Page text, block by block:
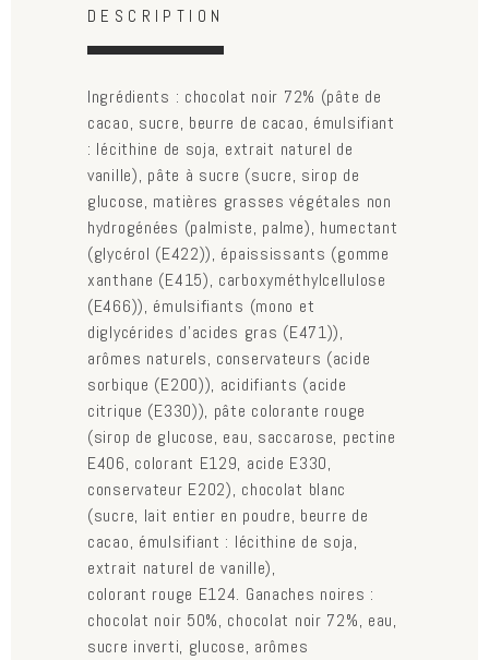
Horizontal Tabs
DESCRIPTION
Ingrédients : chocolat noir 72% (pâte de
cacao, sucre, beurre de cacao, émulsifiant
: lécithine de soja, extrait naturel de
vanille), pâte à sucre (sucre, sirop de
glucose, matières grasses végétales non
hydrogénées (palmiste, palme), humectant
(glycérol (E422)), épaississants (gomme
xanthane (E415), carboxyméthylcellulose
(E466)), émulsifiants (mono et
diglycérides d’acides gras (E471)),
arômes naturels, conservateurs (acide
sorbique (E200)), acidifiants (acide
citrique (E330)), pâte colorante rouge
(sirop de glucose, eau, saccarose, pectine
E406, colorant E129, acide E330,
conservateur E202), chocolat blanc
(sucre, lait entier en poudre, beurre de
cacao, émulsifiant : lécithine de soja,
extrait naturel de vanille),
colorant rouge E124. Ganaches noires :
chocolat noir 50%, chocolat noir 72%, eau,
sucre inverti, glucose, arômes